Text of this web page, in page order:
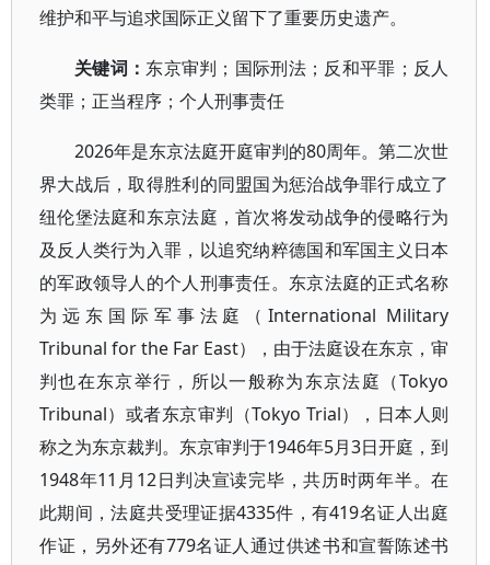
维护和平与追求国际正义留下了重要历史遗产。
关键词： 东京审判；国际刑法；反和平罪；反人
类罪；正当程序；个人刑事责任
2026年是东京法庭开庭审判的80周年。第二次世
界大战后，取得胜利的同盟国为惩治战争罪行成立了
纽伦堡法庭和东京法庭，首次将发动战争的侵略行为
及反人类行为入罪，以追究纳粹德国和军国主义日本
的军政领导人的个人刑事责任。东京法庭的正式名称
为远东国际军事法庭（International Military
Tribunal for the Far East），由于法庭设在东京，审
判也在东京举行，所以一般称为东京法庭（Tokyo
Tribunal）或者东京审判（Tokyo Trial），日本人则
称之为东京裁判。东京审判于1946年5月3日开庭，到
1948年11月12日判决宣读完毕，共历时两年半。在
此期间，法庭共受理证据4335件，有419名证人出庭
作证，另外还有779名证人通过供述书和宣誓陈述书